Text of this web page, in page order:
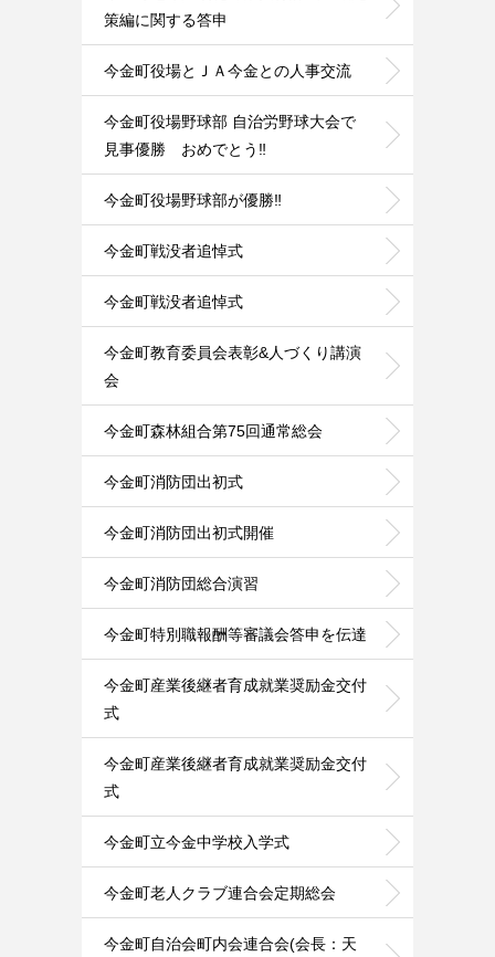
策編に関する答申
今金町役場とＪＡ今金との人事交流
今金町役場野球部 自治労野球大会で
見事優勝 おめでとう‼️
今金町役場野球部が優勝‼️
今金町戦没者追悼式
今金町戦没者追悼式
今金町教育委員会表彰&人づくり講演
会
今金町森林組合第75回通常総会
今金町消防団出初式
今金町消防団出初式開催
今金町消防団総合演習
今金町特別職報酬等審議会答申を伝達
今金町産業後継者育成就業奨励金交付
式
今金町産業後継者育成就業奨励金交付
式
今金町立今金中学校入学式
今金町老人クラブ連合会定期総会
今金町自治会町内会連合会(会長：天